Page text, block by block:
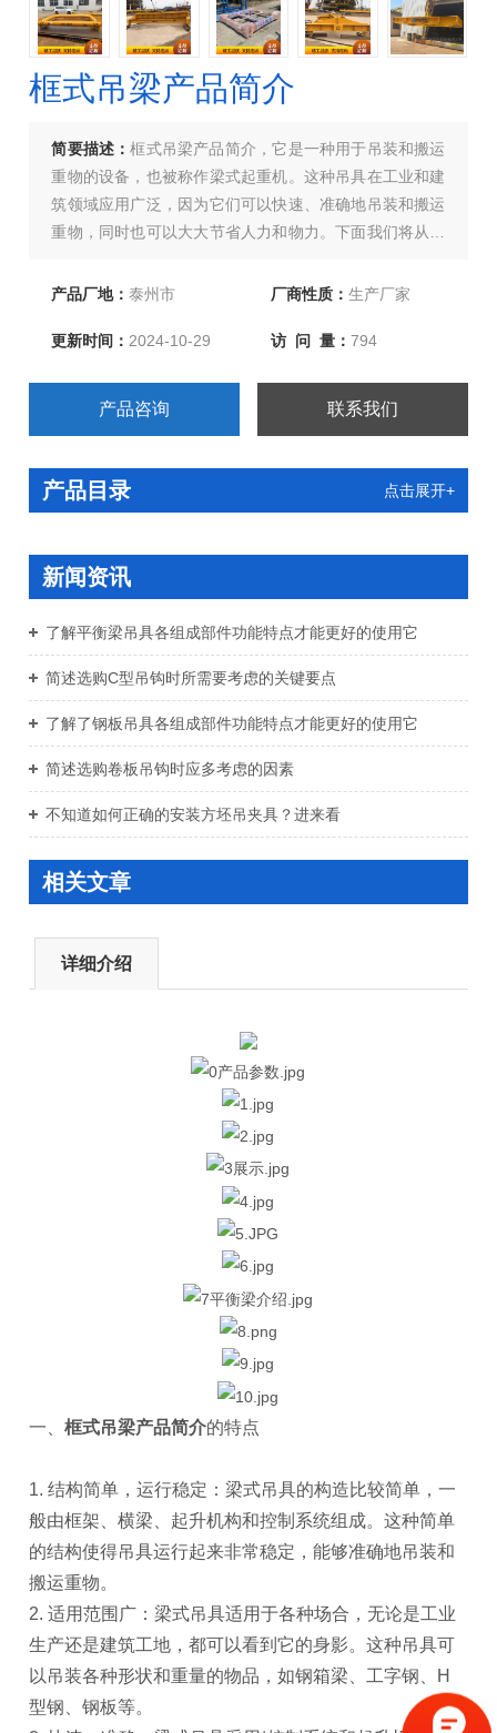
框式吊梁产品简介
简要描述：框式吊梁产品简介，它是一种用于吊装和搬运
重物的设备，也被称作梁式起重机。这种吊具在工业和建
筑领域应用广泛，因为它们可以快速、准确地吊装和搬运
重物，同时也可以大大节省人力和物力。下面我们将从不
产品厂地：泰州市 厂商性质： 生产厂家
更新时间：2024-10-29 访 问 量： 794
产品咨询 联系我们
产品目录 点击展开+
新闻资讯
了解平衡梁吊具各组成部件功能特点才能更好的使用它
简述选购C型吊钩时所需要考虑的关键要点
了解了钢板吊具各组成部件功能特点才能更好的使用它
简述选购卷板吊钩时应多考虑的因素
不知道如何正确的安装方坯吊夹具？进来看
相关文章
详细介绍
一、框式吊梁产品简介的特点
1. 结构简单，运行稳定：梁式吊具的构造比较简单，一
般由框架、横梁、起升机构和控制系统组成。这种简单
的结构使得吊具运行起来非常稳定，能够准确地吊装和
搬运重物。
2. 适用范围广：梁式吊具适用于各种场合，无论是工业
生产还是建筑工地，都可以看到它的身影。这种吊具可
以吊装各种形状和重量的物品，如钢箱梁、工字钢、H
型钢、钢板等。